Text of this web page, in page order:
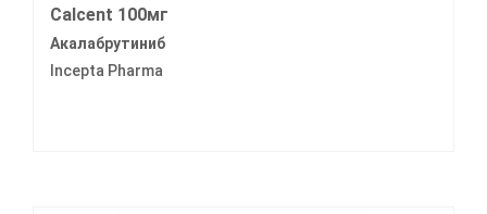
Calcent 100мг
Акалабрутиниб
Incepta Pharma